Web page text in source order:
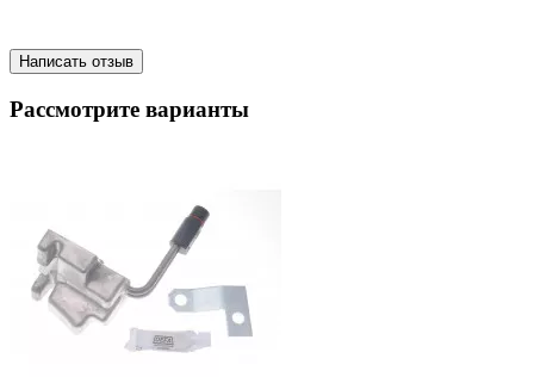
Написать отзыв
Рассмотрите варианты